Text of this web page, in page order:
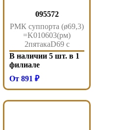
095572
РМК суппорта (ø69,3)
=K010603(рм)
2пятакаD69 с
буртиком, 2манжеты
черн, 2втулки SN6,
SN7, SK7, NA7 BPW
DAF MAN MB
095.572 Sampa
В наличии 5 шт. в 1
филиале
От 891 ₽